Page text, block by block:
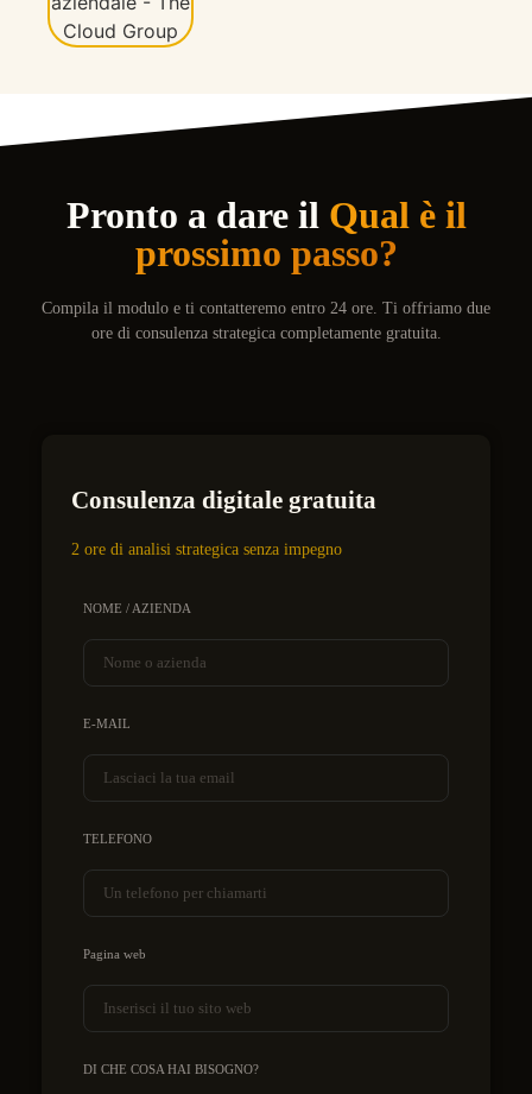
Pronto a dare il Qual è il
prossimo passo?
Compila il modulo e ti contatteremo entro 24 ore. Ti offriamo due
ore di consulenza strategica completamente gratuita.
Consulenza digitale gratuita
2 ore di analisi strategica senza impegno
NOME / AZIENDA
E-MAIL
TELEFONO
Pagina web
DI CHE COSA HAI BISOGNO?